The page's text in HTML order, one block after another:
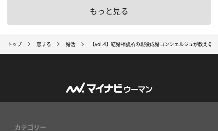
もっと見る
トップ 恋する 婚活 【vol.4】結婚相談所の現役成婚コンシェルジュが教え
カテゴリー